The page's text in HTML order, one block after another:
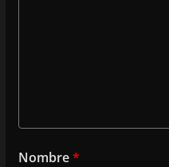
Nombre*